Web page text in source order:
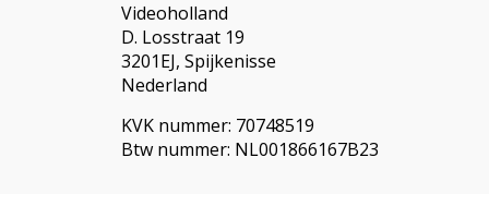
Videoholland
D. Losstraat 19
3201EJ, Spijkenisse
Nederland
KVK nummer: 70748519
Btw nummer: NL001866167B23